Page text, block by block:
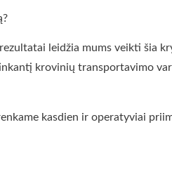
leidžia mums veikti šia
krovinių transportavimo
kasdien ir operatyviai